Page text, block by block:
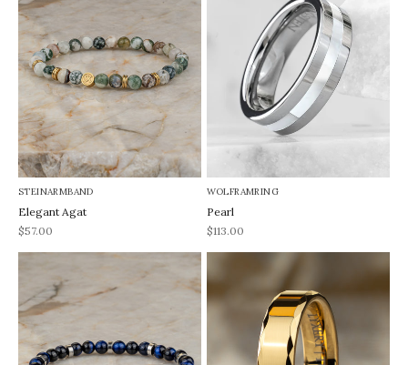
STEINARMBAND
Elegant Agat
REA-pris
$57.00
WOLFRAMRING
Pearl
REA-pris
$113.00